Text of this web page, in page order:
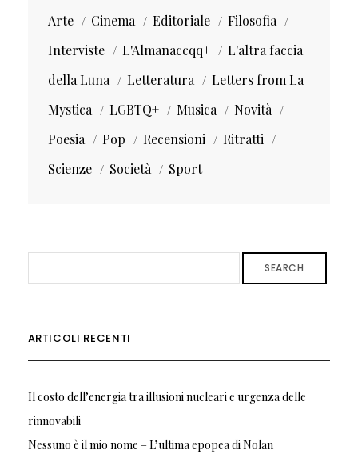
Arte
Cinema Editoriale
Filosofia
Interviste
L'Almanaccqq+
L'altra faccia
della Luna
Letteratura
Letters from La
Mystica
LGBTQ+ Musica
Novità
Poesia
Pop Recensioni
Ritratti
Scienze
Società Sport
SEARCH
ARTICOLI RECENTI
Il costo dell’energia tra illusioni nucleari e urgenza delle
rinnovabili
Nessuno è il mio nome – L’ultima epopea di Nolan